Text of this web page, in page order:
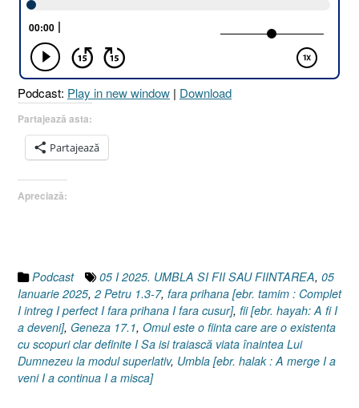
SAU
FIINȚAREA
[Geneza
17.1
I
2
Petru
1.3-
05
Ianuarie
Podcast: Play in new window | Download
Partajează asta:
Partajează
Apreciază:
Podcast 05 I 2025. UMBLA SI FII SAU FIINTAREA, 05
Ianuarie 2025, 2 Petru 1.3-7, fara prihana [ebr. tamim : Complet
I intreg I perfect I fara prihana I fara cusur], fii [ebr. hayah: A fi I
a deveni], Geneza 17.1, Omul este o fiinta care are o existenta
cu scopuri clar definite I Sa isi traiască viata înaintea Lui
Dumnezeu la modul superlativ, Umbla [ebr. halak : A merge I a
veni I a continua I a misca]